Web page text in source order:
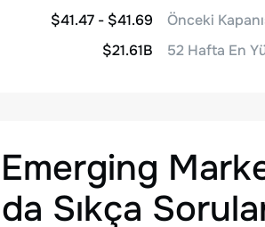
$41.47 - $41.69
$21.61B
Önceki
52 Hafta En
Sıkça